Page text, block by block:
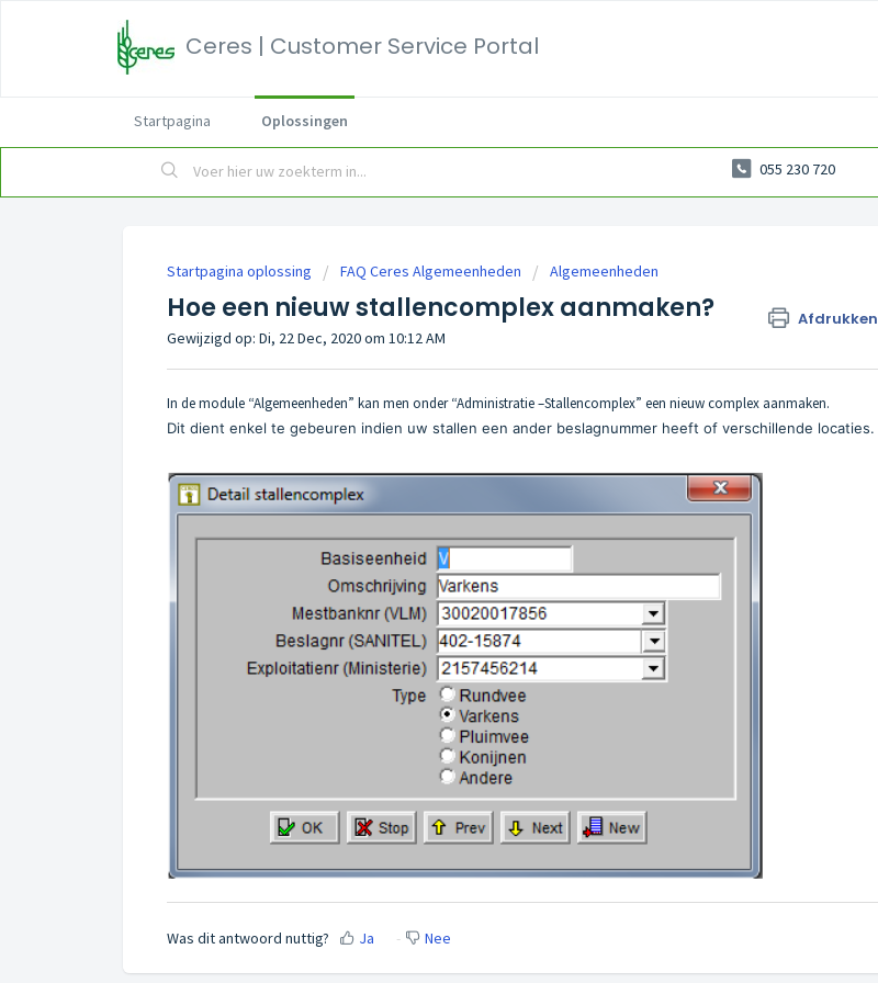
Ceres | Customer Service Portal
Startpagina Oplossingen
055 230 720
Startpagina oplossing FAQ Ceres Algemeenheden Algemeenheden
Hoe een nieuw stallencomplex aanmaken? Afdrukken
Gewijzigd op: Di, 22 Dec, 2020 om 10:12 AM
In de module “Algemeenheden” kan men onder “Administratie –Stallencomplex” een nieuw complex aanmaken.
Dit dient enkel te gebeuren indien uw stallen een ander beslagnummer heeft of verschillende locaties.
Was dit antwoord nuttig? Ja Nee